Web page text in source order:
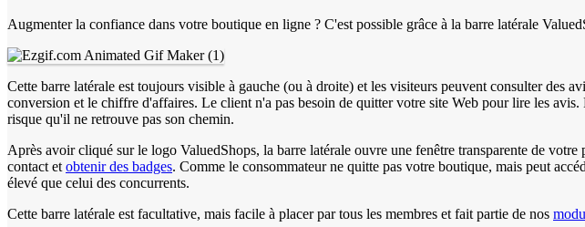
Augmenter la confiance dans votre boutique en ligne ? C'est possible grâce à la barre latérale
Cette barre latérale est toujours visible à gauche (ou à droite) et les visiteurs peuvent consulter des
conversion et le chiffre d'affaires. Le client n'a pas besoin de quitter votre site Web pour lire les
risque qu'il ne retrouve pas son chemin.
Après avoir cliqué sur le logo ValuedShops, la barre latérale ouvre une fenêtre transparente de
contact et obtenir des badges. Comme le consommateur ne quitte pas votre boutique, mais peut
élevé que celui des concurrents.
Cette barre latérale est facultative, mais facile à placer par tous les membres et fait partie de nos